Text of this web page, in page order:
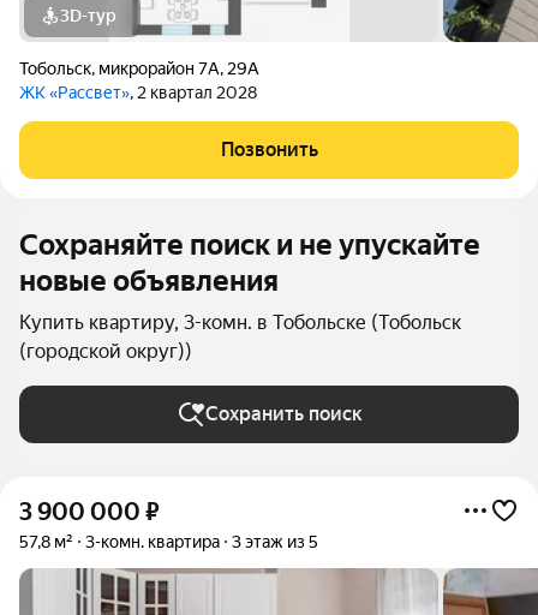
3D-тур
Тобольск, микрорайон 7А, 29А
ЖК «Рассвет», 2 квартал 2028
Позвонить
Сохраняйте поиск и не упускайте
новые объявления
Купить квартиру, 3-комн. в Тобольске (Тобольск
(городской округ))
Сохранить поиск
3 900 000 ₽
57,8 м² 3-комн. квартира 3 этаж из 5